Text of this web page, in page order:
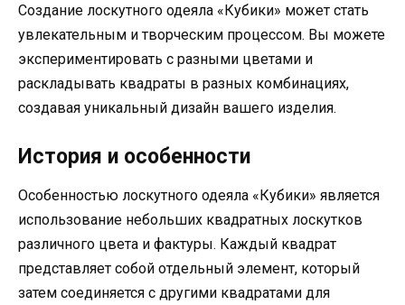
Создание лоскутного одеяла «Кубики» может стать
увлекательным и творческим процессом. Вы можете
экспериментировать с разными цветами и
раскладывать квадраты в разных комбинациях,
создавая уникальный дизайн вашего изделия.
История и особенности
Особенностью лоскутного одеяла «Кубики» является
использование небольших квадратных лоскутков
различного цвета и фактуры. Каждый квадрат
представляет собой отдельный элемент, который
затем соединяется с другими квадратами для